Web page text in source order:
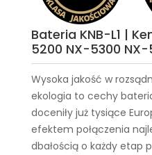
Bateria KNB-L1 |
5200 NX-5300
Wysoka jakość w
ekologia to cechy
doceniły już tysiące
efektem połączenia
dbałością o każdy etap